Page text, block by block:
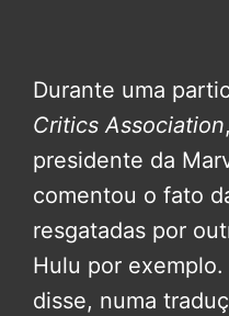
Durante uma
Critics Association
presidente da
comentou o fato
resgatadas por
Hulu por
disse, numa